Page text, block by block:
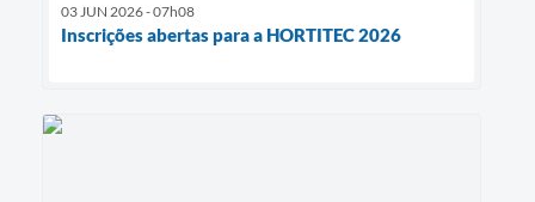
03 JUN 2026 - 07h08
Inscrições abertas para a HORTITEC 2026